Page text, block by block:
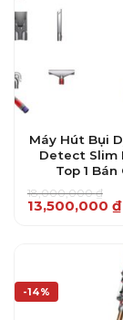
Máy Hút Bụi
Detect Slim
Top 1 Bán
18,000,000₫
Giá
gốc
13,500,000 ₫
Giá
hiện
-14%